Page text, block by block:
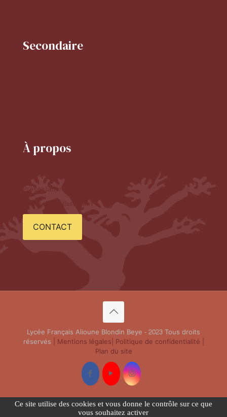
Ce site utilise des cookies et vous donne le contrôle sur ce que
vous souhaitez activer
Secondaire
À propos
CONTACT
Lycée Français Alioune Blondin Beye - 2023 Tous droits
réservés | Mentions légales | Politique de confidentialité
Plan du site